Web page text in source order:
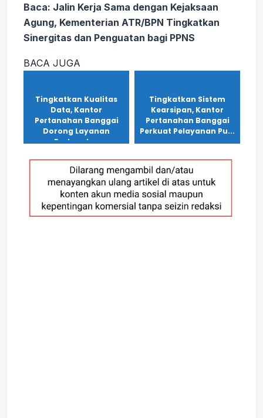
Baca: Jalin Kerja Sama dengan Kejaksaan
Agung, Kementerian ATR/BPN Tingkatkan
Sinergitas dan Penguatan bagi PPNS
BACA JUGA
Tingkatkan Kualitas
Data, Kantor
Pertanahan Banggai
Dorong Layanan
Pertanah...
Desember 25, 2025
Tingkatkan Sistem
Kearsipan, Kantor
Pertanahan Banggai
Perkuat Pelayanan Pu...